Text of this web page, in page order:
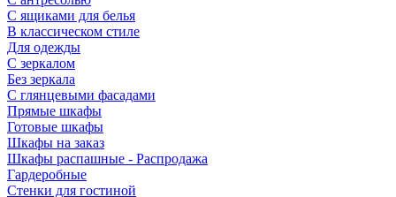
С ящиками для белья
В классическом стиле
Для одежды
С зеркалом
Без зеркала
С глянцевыми фасадами
Прямые шкафы
Готовые шкафы
Шкафы на заказ
Шкафы распашные - Распродажа
Гардеробные
Стенки для гостиной